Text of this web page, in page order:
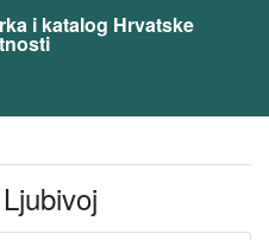
i katalog Hrvatske